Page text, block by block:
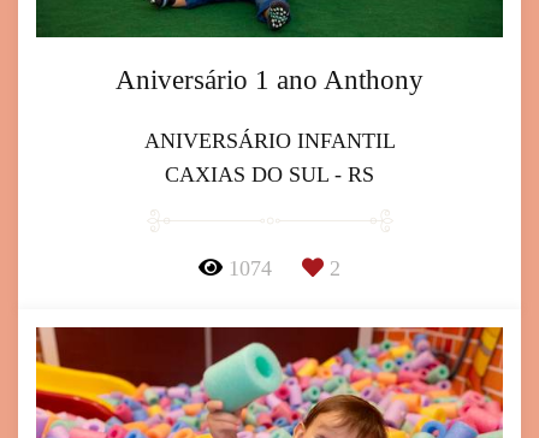
Aniversário 1 ano Anthony
ANIVERSÁRIO INFANTIL
CAXIAS DO SUL - RS
1074 2